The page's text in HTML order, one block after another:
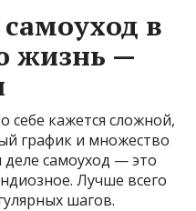
в
жизнь —
себе кажется сложной,
график и множество
деле самоуход — это
Лучше всего
шагов.